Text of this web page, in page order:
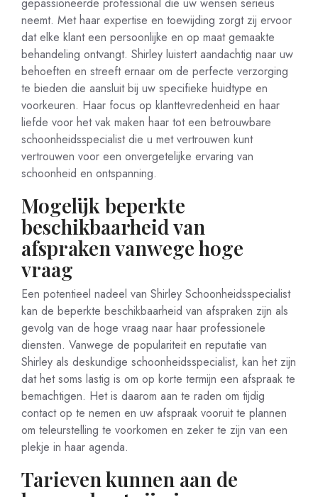
neemt. Met haar expertise en toewijding zorgt zij ervoor
dat elke klant een persoonlijke en op maat gemaakte
behandeling ontvangt. Shirley luistert aandachtig naar uw
behoeften en streeft ernaar om de perfecte verzorging
te bieden die aansluit bij uw specifieke huidtype en
voorkeuren. Haar focus op klanttevredenheid en haar
liefde voor het vak maken haar tot een betrouwbare
schoonheidsspecialist die u met vertrouwen kunt
vertrouwen voor een onvergetelijke ervaring van
schoonheid en ontspanning.
Mogelijk beperkte
beschikbaarheid van
afspraken vanwege hoge
vraag
Een potentieel nadeel van Shirley Schoonheidsspecialist
kan de beperkte beschikbaarheid van afspraken zijn als
gevolg van de hoge vraag naar haar professionele
diensten. Vanwege de populariteit en reputatie van
Shirley als deskundige schoonheidsspecialist, kan het zijn
dat het soms lastig is om op korte termijn een afspraak te
bemachtigen. Het is daarom aan te raden om tijdig
contact op te nemen en uw afspraak vooruit te plannen
om teleurstelling te voorkomen en zeker te zijn van een
plekje in haar agenda.
Tarieven kunnen aan de